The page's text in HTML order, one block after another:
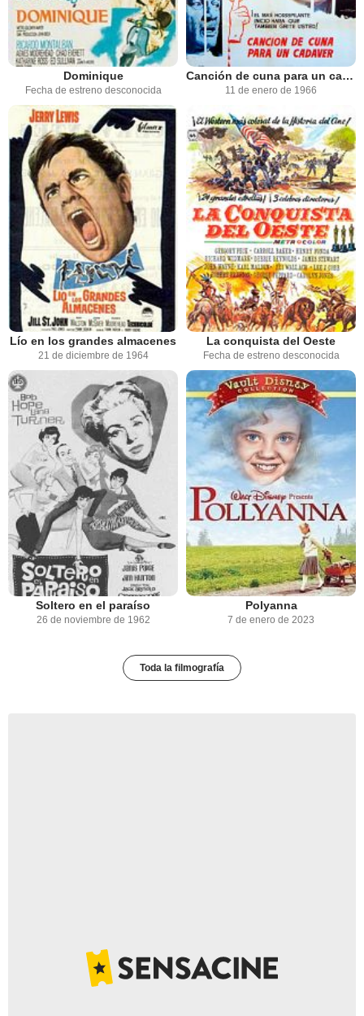
Dominique
Fecha de estreno desconocida
Canción de cuna para un cadáver
11 de enero de 1966
Lío en los grandes almacenes
21 de diciembre de 1964
La conquista del Oeste
Fecha de estreno desconocida
Soltero en el paraíso
26 de noviembre de 1962
Polyanna
7 de enero de 2023
Toda la filmografía